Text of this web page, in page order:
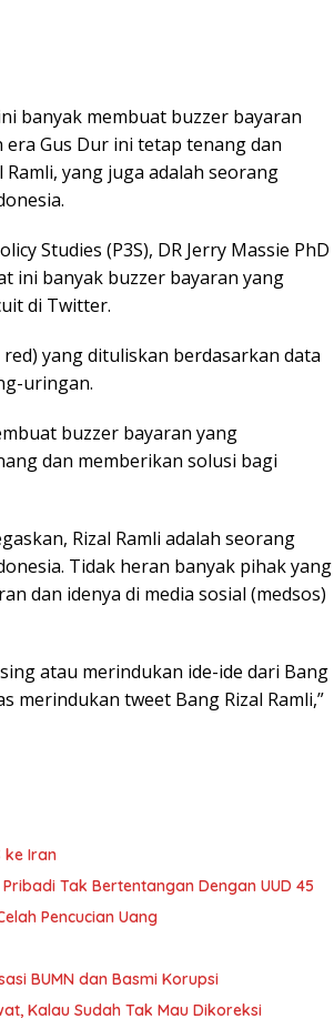
banyak membuat buzzer bayaran
Gus Dur ini tetap tenang dan
yang juga adalah seorang
Studies (P3S), DR Jerry Massie PhD
ini banyak buzzer bayaran yang
di Twitter.
yang dituliskan berdasarkan data
uringan.
buzzer bayaran yang
dan memberikan solusi bagi
Rizal Ramli adalah seorang
Tidak heran banyak pihak yang
dan idenya di media sosial (medsos)
atau merindukan ide-ide dari Bang
merindukan tweet Bang Rizal Ramli,”
ke Iran
Tak Bertentangan Dengan UUD 45
Pencucian Uang
BUMN dan Basmi Korupsi
Kalau Sudah Tak Mau Dikoreksi